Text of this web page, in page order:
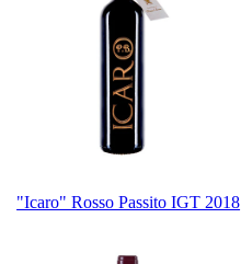
"Icaro" Rosso Passito IGT 2018